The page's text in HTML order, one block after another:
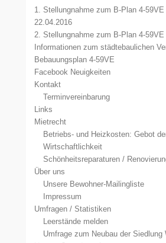
1. Stellungnahme zum B-Plan 4-
22.04.2016
2. Stellungnahme zum B-Plan 4-
Informationen zum städtebaulichen
Bebauungsplan 4-59VE
Facebook Neuigkeiten
Kontakt
Terminvereinbarung
Links
Mietrecht
Betriebs- und Heizkosten: Gebot
Wirtschaftlichkeit
Schönheitsreparaturen /
Über uns
Unsere Bewohner-Mailingliste
Impressum
Umfragen / Statistiken
Leerstände melden
Umfrage zum Neubau der Siedlung